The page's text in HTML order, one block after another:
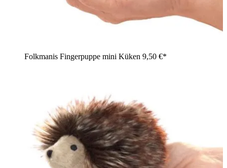
Folkmanis Fingerpuppe mini Küken 9,50 €*